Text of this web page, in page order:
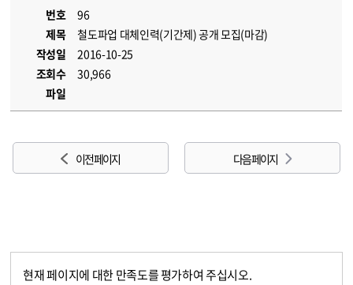
번호
96
제목
철도파업 대체인력(기간제) 공개 모집(마감)
작성일
2016-10-25
조회수
30,966
파일
이전 페이지 다음 페이지
현재 페이지에 대한 만족도를 평가하여 주십시오.